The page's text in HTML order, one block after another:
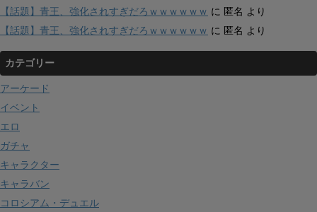
【話題】青王、強化されすぎだろｗｗｗｗｗｗ に 匿名 より
【話題】青王、強化されすぎだろｗｗｗｗｗｗ に 匿名 より
カテゴリー
アーケード
イベント
エロ
ガチャ
キャラクター
キャラバン
コロシアム・デュエル